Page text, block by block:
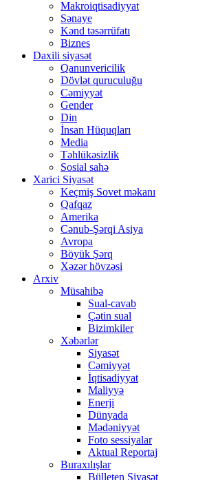
Makroiqtisadiyyat
Sənaye
Kənd təsərrüfatı
Biznes
Daxili siyasət
Qanunvericilik
Dövlət quruculuğu
Cəmiyyət
Gender
Din
İnsan Hüquqları
Media
Təhlükəsizlik
Sosial sahə
Xarici Siyasət
Keçmiş Sovet məkanı
Qafqaz
Amerika
Cənub-Şərqi Asiya
Avropa
Böyük Şərq
Xəzər hövzəsi
Arxiv
Müsahibə
Sual-cavab
Çətin sual
Bizimkiler
Xəbərlər
Siyasət
Cəmiyyət
İqtisadiyyat
Maliyyə
Enerji
Dünyada
Mədəniyyət
Foto sessiyalar
Aktual Reportaj
Buraxılışlar
Bülleten Siyasət